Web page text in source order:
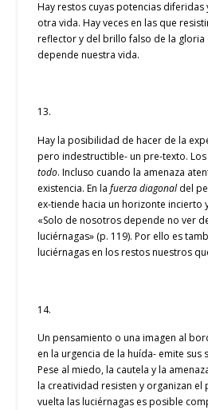
Hay restos cuyas potencias
otra vida. Hay veces en las que
reflector y del brillo falso de la gloria
depende nuestra vida.
13.
Hay la posibilidad de hacer de la
pero indestructible- un pre-texto.
todo. Incluso cuando la amenaza
existencia. En lafuerza diagonaldel
ex-tiende hacia un horizonte incierto
«Solo de nosotros depende no ver
luciérnagas» (p. 119). Por ello es
luciérnagas en los restos nuestros
14.
Un pensamiento o una imagen al
en la urgencia de la huída- emite sus
Pese al miedo, la cautela y la
la creatividad resisten y organizan el
vuelta las luciérnagas es posible